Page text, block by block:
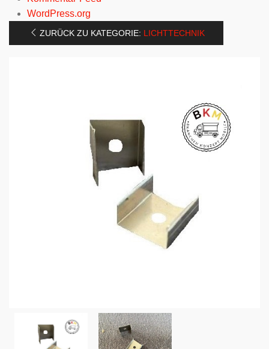
WordPress.org
ZURÜCK ZU KATEGORIE: LICHTTECHNIK